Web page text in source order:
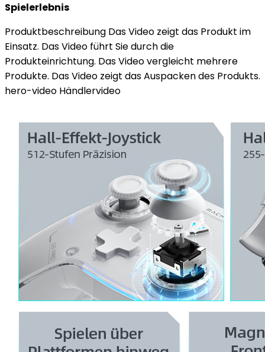
Spielerlebnis
Produktbeschreibung Das Video zeigt das Produkt im
Einsatz. Das Video führt Sie durch die
Produkteinrichtung. Das Video vergleicht mehrere
Produkte. Das Video zeigt das Auspacken des Produkts.
hero-video Händlervideo